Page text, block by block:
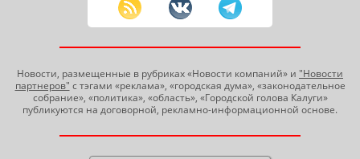
Новости, размещенные в рубриках «Новости компаний» и "Новости
партнеров" с тэгами «реклама», «городская дума», «законодательное
собрание», «политика», «область», «Городской голова Калуги»
публикуются на договорной, рекламно-информационной основе.